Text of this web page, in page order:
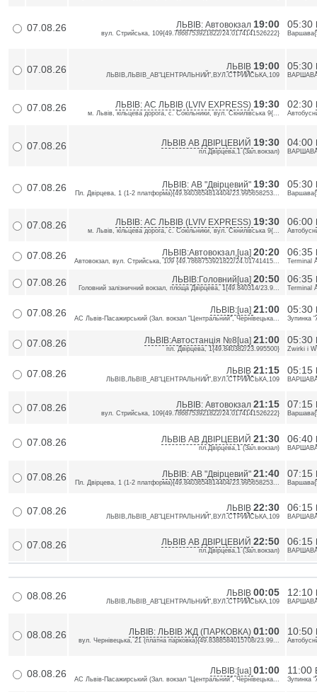
07.08.26 ЛЬВІВ: Автовокзал 19:00
вул. Стрийська, 109{49.7868753921822/24.0174141526222}
05:30
07.08.26 ЛЬВІВ 19:00
ЛЬВІВ,ЛЬВІВ_АВ"ЦЕНТРАЛЬНИЙ",ВУЛ.СТРИЙСЬКА,109
05:30
07.08.26 ЛЬВІВ: АС ЛЬВІВ (LVIV EXPRESS) 19:30
м. Львів, кільцева дорога, с. Сокільники, вул. Скнилівська 9{...
02:30
07.08.26 ЛЬВІВ АВ ДВІРЦЕВИЙ 19:30
пл.Двiрцева,1 (Зал.вокзал)
04:00
07.08.26 ЛЬВІВ: АВ "Двірцевий" 19:30
Пл. Двірцева, 1 (1-2 платформа){49.8403654814404/23.995658253...
05:30
07.08.26 ЛЬВІВ: АС ЛЬВІВ (LVIV EXPRESS) 19:30
м. Львів, кільцева дорога, с. Сокільники, вул. Скнилівська 9{...
06:00
07.08.26 ЛЬВІВ:Автовокзал,[ua] 20:20
Автовокзал, вул. Стрийська, 109 {49.7868753921822/24.01741415...
06:35
Terminal
07.08.26 ЛЬВІВ:Головний[ua] 20:50
Головний залізничний вокзал, площа Двірцева, 1{49.840314/23.9...
06:35
Terminal
07.08.26 ЛЬВІВ:[ua] 21:00
АС Львів-Пасажирський (Зал. вокзал "Центральний", Чернівецька...
05:30
Зупинка
07.08.26 ЛЬВІВ:Автостанція №8[ua] 21:00
пл. Двірцева, 1{49.840382/23.995500}
05:30
Zwirki i
07.08.26 ЛЬВІВ 21:15
ЛЬВІВ,ЛЬВІВ_АВ"ЦЕНТРАЛЬНИЙ",ВУЛ.СТРИЙСЬКА,109
05:15
07.08.26 ЛЬВІВ: Автовокзал 21:15
вул. Стрийська, 109{49.7868753921822/24.0174141526222}
07:15
07.08.26 ЛЬВІВ АВ ДВІРЦЕВИЙ 21:30
пл.Двiрцева,1 (Зал.вокзал)
06:40
07.08.26 ЛЬВІВ: АВ "Двірцевий" 21:40
Пл. Двірцева, 1 (1-2 платформа){49.8403654814404/23.995658253...
07:15
07.08.26 ЛЬВІВ 22:30
ЛЬВІВ,ЛЬВІВ_АВ"ЦЕНТРАЛЬНИЙ",ВУЛ.СТРИЙСЬКА,109
06:15
07.08.26 ЛЬВІВ АВ ДВІРЦЕВИЙ 22:50
пл.Двiрцева,1 (Зал.вокзал)
06:15
08.08.26 ЛЬВІВ 00:05
ЛЬВІВ,ЛЬВІВ_АВ"ЦЕНТРАЛЬНИЙ",ВУЛ.СТРИЙСЬКА,109
12:10
08.08.26 ЛЬВІВ: ЛЬВІВ ЖД (ПАРКОВКА) 01:00
вул. Чернівецька, 21 (платна парковка){49.8388584015708/23.99...
10:50
08.08.26 ЛЬВІВ:[ua] 01:00
АС Львів-Пасажирський (Зал. вокзал "Центральний", Чернівецька...
11:00
Зупинка